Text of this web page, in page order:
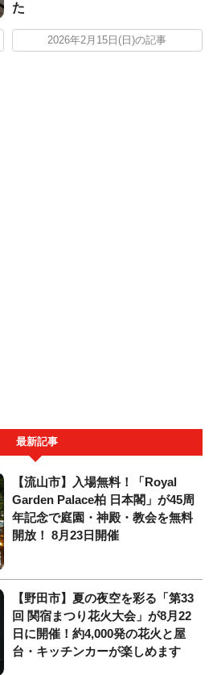
た
2026年2月15日(日)の記事
最新記事
【流山市】入場無料！「Royal
Garden Palace柏 日本閣」が45周
年記念で庭園・神殿・教会を無料
開放！ 8月23日開催
【野田市】夏の夜空を彩る「第33
回 関宿まつり花火大会」が8月22
日に開催！約4,000発の花火と屋
台・キッチンカーが楽しめます